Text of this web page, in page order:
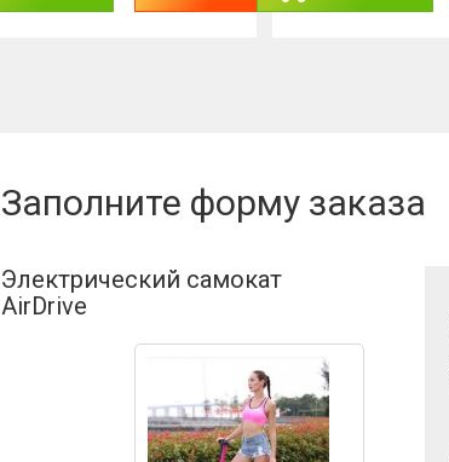
Заполните форму заказа
Электрический самокат
AirDrive